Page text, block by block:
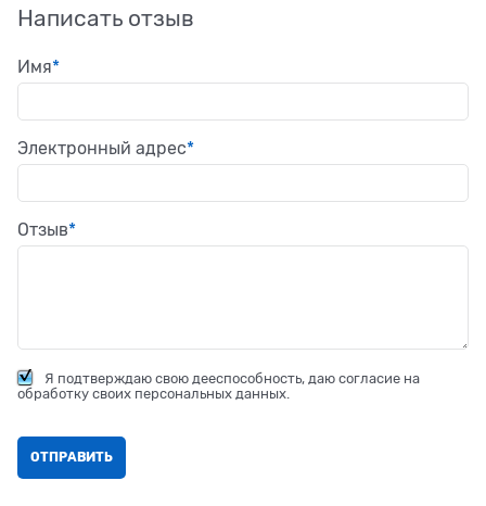
Написать отзыв
Имя
Электронный адрес
Отзыв
Я подтверждаю свою дееспособность, даю согласие на
обработку своих персональных данных.